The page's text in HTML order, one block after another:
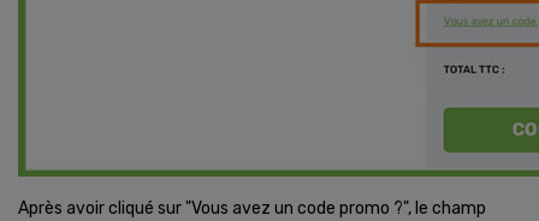
Après avoir cliqué sur "Vous avez un code promo ?", le champ